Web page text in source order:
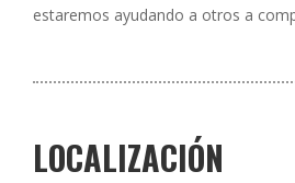
estaremos ayudando a otros a
LOCALIZACIÓN